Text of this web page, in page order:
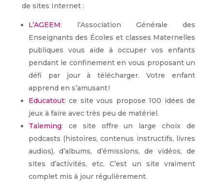
de sites Internet :
L’AGEEM: l’Association Générale des
Enseignants des Écoles et classes Maternelles
publiques vous aide à occuper vos enfants
pendant le confinement en vous proposant un
défi par jour à télécharger. Votre enfant
apprend en s’amusant !
Educatout: ce site vous propose 100 idées de
jeux à faire avec très peu de matériel.
Taleming: ce site offre un large choix de
podcasts (histoires, contenus instructifs, livres
audios), d’albums, d’émissions, de vidéos, de
sites d’activités, etc. C’est un site vraiment
complet mis à jour régulièrement.